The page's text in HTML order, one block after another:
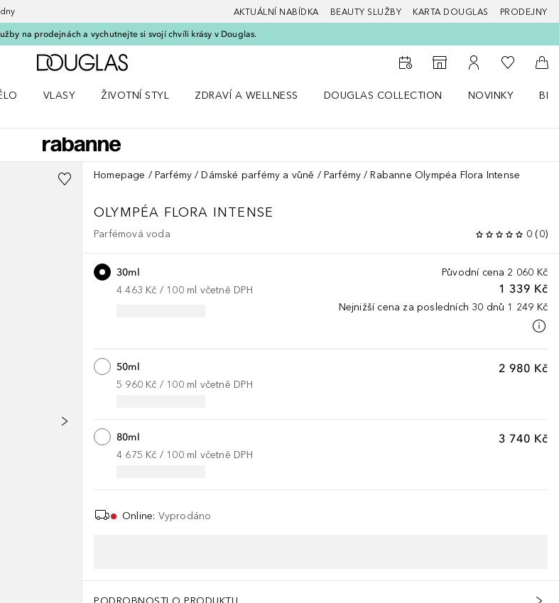
AKTUÁLNÍ NABÍDKA BEAUTY SLUŽBY KARTA DOUGLAS PRODEJNY
na prodejnách a vychutnejte si svojí chvíli krásy v Douglas.
Domů
K vyhledávači prodejen
K mému účtu
K mému
Do
VLASY
ŽIVOTNÍ STYL
ZDRAVÍ A WELLNESS
DOUGLAS COLLECTION
NOVINKY
Homepage Parfémy Dámské parfémy a vůně Parfémy Rabanne Olympéa Flora Intense
OLYMPÉA FLORA INTENSE
Parfémová voda 0 (0)
Původní cena 2 060 Kč
1 339 Kč
Nejnižší cena za posledních 30 dnů 1 249 Kč
30ml
4 463 Kč / 100 ml včetně DPH
2 980 Kč
50ml
5 960 Kč / 100 ml včetně DPH
3 740 Kč
80ml
4 675 Kč / 100 ml včetně DPH
Online: Vyprodáno